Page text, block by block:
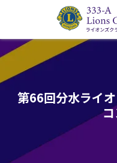
ライオンズクラブ国際協会333-A地
第66回分水ライ